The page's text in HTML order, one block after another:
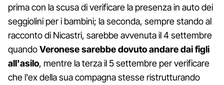
prima con la scusa di verificare la presenza in auto dei
seggiolini per i bambini; la seconda, sempre stando al
racconto di Nicastri, sarebbe avvenuta il 4 settembre
quandoVeronese sarebbe dovuto andare dai figli
all'asilo, mentre la terza il 5 settembre per verificare
che l'ex della sua compagna stesse ristrutturando